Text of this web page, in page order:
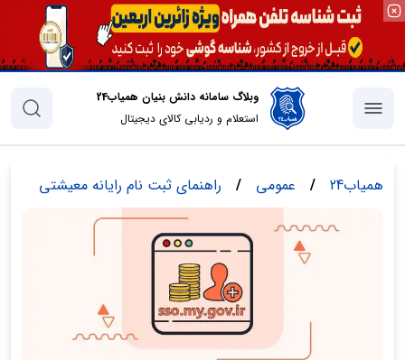
وبلاگ سامانه دانش بنیان همیاب24
استعلام و ردیابی کالای دیجیتال
همیاب24 / عمومی / راهنمای ثبت نام رایانه معیشتی